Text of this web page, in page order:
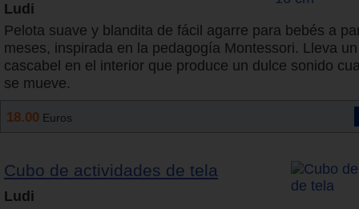
Ludi
Pelota suave y blandita de fácil agarre para bebés a
meses, inspirada en la pedagogía Montessori. Lleva
cascabel en el interior que produce un dulce sonido
se mueve.
18.00 Euros
Cubo de actividades de tela
Ludi